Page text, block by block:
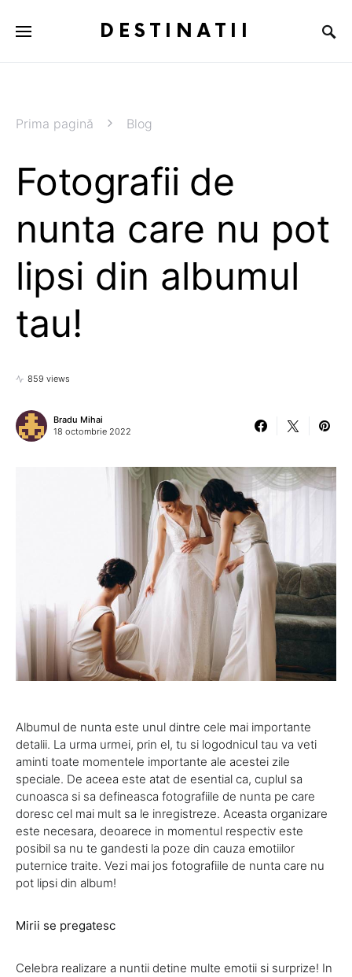
DESTINATII
Prima pagină Blog
Fotografii de
nunta care nu pot
lipsi din albumul
tau!
859 views
Bradu Mihai
18 octombrie 2022
Albumul de nunta este unul dintre cele mai importante
detalii. La urma urmei, prin el, tu si logodnicul tau va veti
aminti toate momentele importante ale acestei zile
speciale. De aceea este atat de esential ca, cuplul sa
cunoasca si sa defineasca fotografiile de nunta pe care
doresc cel mai mult sa le inregistreze. Aceasta organizare
este necesara, deoarece in momentul respectiv este
posibil sa nu te gandesti la poze din cauza emotiilor
puternice traite. Vezi mai jos fotografiile de nunta care nu
pot lipsi din album!
Mirii se pregatesc
Celebra realizare a nuntii detine multe emotii si surprize! In